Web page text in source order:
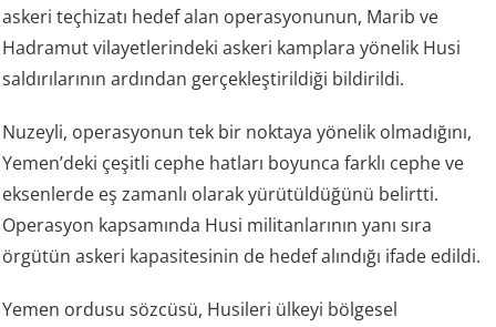
askeri teçhizatı hedef alan operasyonunun, Marib ve
Hadramut vilayetlerindeki askeri kamplara yönelik Husi
saldırılarının ardından gerçekleştirildiği bildirildi.
Nuzeyli, operasyonun tek bir noktaya yönelik olmadığını,
Yemen’deki çeşitli cephe hatları boyunca farklı cephe ve
eksenlerde eş zamanlı olarak yürütüldüğünü belirtti.
Operasyon kapsamında Husi militanlarının yanı sıra
örgütün askeri kapasitesinin de hedef alındığı ifade edildi.
Yemen ordusu sözcüsü, Husileri ülkeyi bölgesel